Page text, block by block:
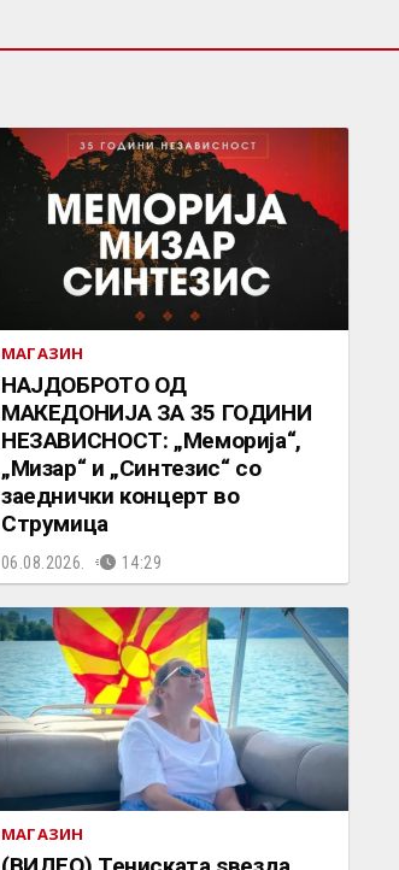
МАГАЗИН
НАЈДОБРОТО ОД
МАКЕДОНИЈА ЗА 35 ГОДИНИ
НЕЗАВИСНОСТ: „Меморија“,
„Мизар“ и „Синтезис“ со
заеднички концерт во
Струмица
06.08.2026. 14:29
МАГАЗИН